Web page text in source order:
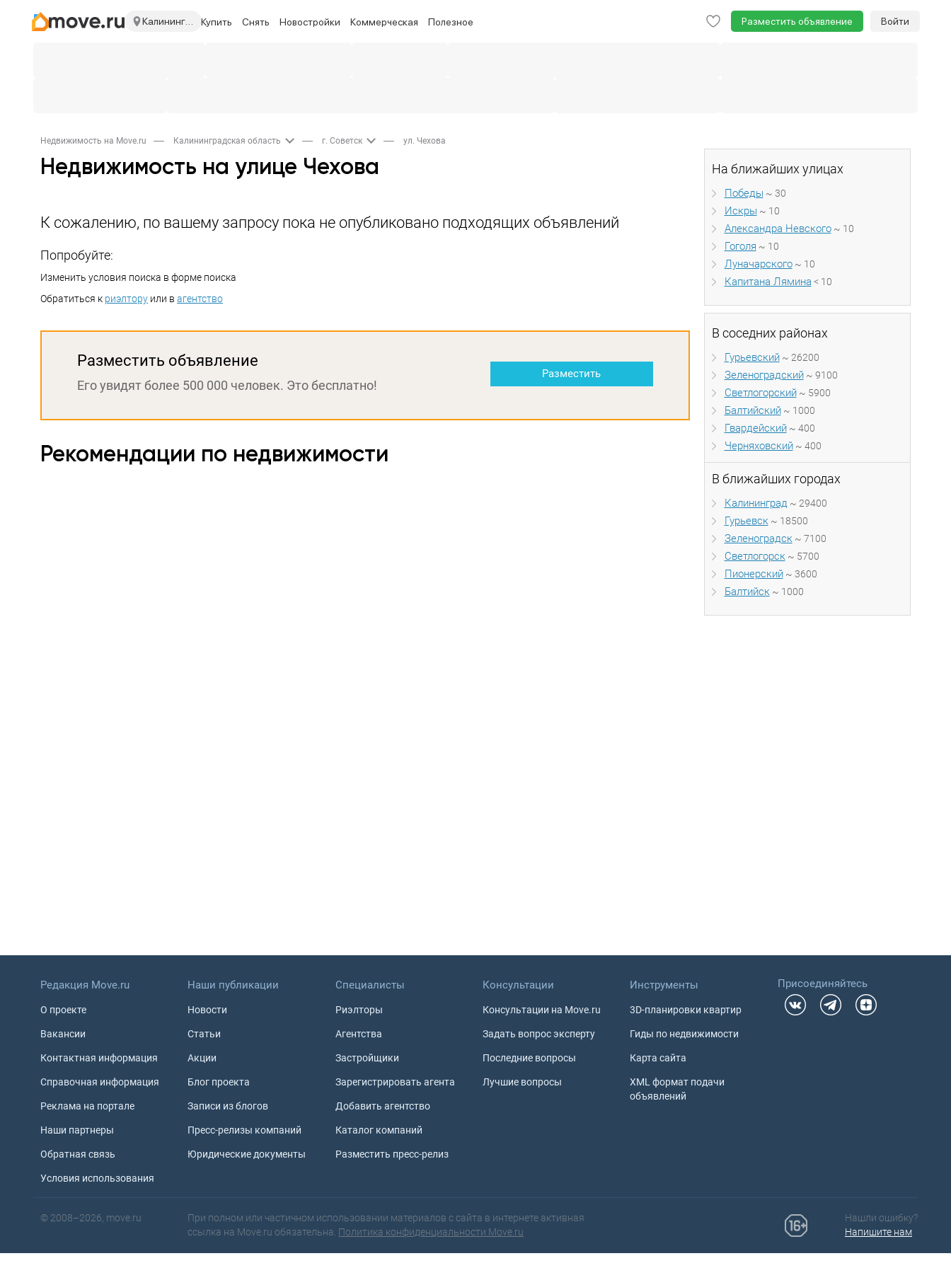
Калининградская область Купить Снять Новостройки Коммерческая Полезное Разместить объявление Войти
На ближайших улицах
Победы ~ 30
Искры ~ 10
Александра Невского~ 10
Гоголя ~ 10
Луначарского~ 10
Капитана Лямина < 10
В соседних районах
Гурьевский~ 26200
Зеленоградский~ 9100
Светлогорский~ 5900
Балтийский~ 1000
Гвардейский~ 400
Черняховский~ 400
В ближайших городах
Калининград ~ 29400
Гурьевск ~ 18500
Зеленоградск ~ 7100
Светлогорск ~ 5700
Пионерский~ 3600
Балтийск ~ 1000
Недвижимость на Move.ru Калининградская область г. Советск ул. Чехова
Недвижимость на улице Чехова
К сожалению, по вашему запросу пока не опубликовано подходящих объявлений
Попробуйте:
Изменить условия поиска в форме поиска
Обратиться к риэлтору или в агентство
Разместить объявление
Его увидят более 500 000 человек. Это бесплатно!
Разместить
Рекомендации по недвижимости
Редакция Move.ru
О проекте
Вакансии
Контактная информация
Справочная информация
Реклама на портале
Наши партнеры
Обратная связь
Условия использования
Наши публикации
Новости
Статьи
Акции
Блог проекта
Записи из блогов
Пресс-релизы компаний
Юридические документы
Специалисты
Риэлторы
Агентства
Застройщики
Зарегистрировать агента
Добавить агентство
Каталог компаний
Разместить пресс-релиз
Консультации
Консультации на Move.ru
Задать вопрос эксперту
Последние вопросы
Лучшие вопросы
Инструменты
3D-планировки квартир
Гиды по недвижимости
Карта сайта
XML формат подачи
объявлений
Присоединяйтесь
© 2008–2026, move.ru
Нашли ошибку?
Напишите нам
При полном или частичном использовании материалов с сайта в интернете активная
ссылка на Move.ru обязательна. Политика конфиденциальности Move.ru